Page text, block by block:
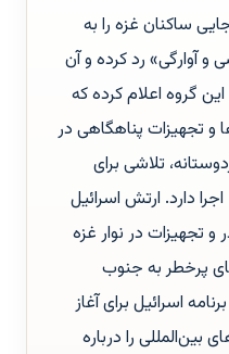
ساکنان غزه را به
آوارگی» رد کرده و آن
گروه اعلام کرده که
و تجهیزات پناهگاهی در
تلاشی برای
دارد. ارتش اسرائیل
و تجهیزات در نوار غزه
پرخطر به جنوب
اسرائیل برای آغاز
بین‌المللی را درباره